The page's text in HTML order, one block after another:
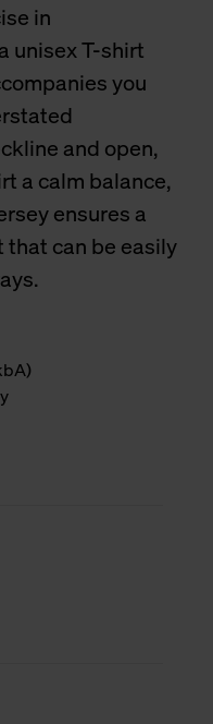
in
unisex T-shirt
you
and open,
a calm balance,
ensures a
can be easily